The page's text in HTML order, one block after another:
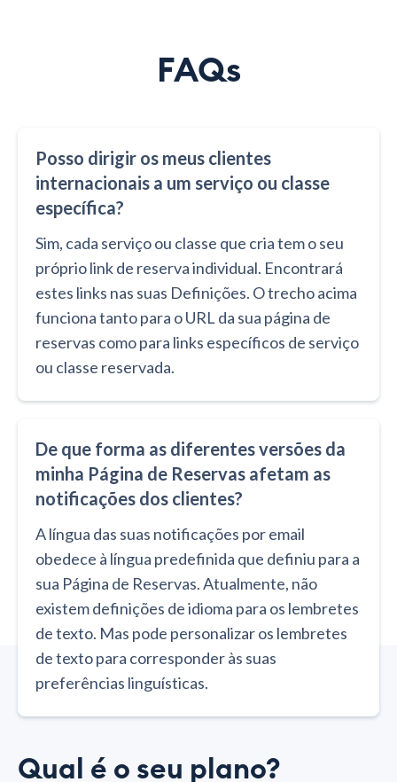
FAQs
Posso dirigir os meus clientes
internacionais a um serviço ou classe
específica?
Sim, cada serviço ou classe que cria tem o seu
próprio link de reserva individual. Encontrará
estes links nas suas Definições. O trecho acima
funciona tanto para o URL da sua página de
reservas como para links específicos de serviço
ou classe reservada.
De que forma as diferentes versões da
minha Página de Reservas afetam as
notificações dos clientes?
A língua das suas notificações por email
obedece à língua predefinida que definiu para a
sua Página de Reservas. Atualmente, não
existem definições de idioma para os lembretes
de texto. Mas pode personalizar os lembretes
de texto para corresponder às suas
preferências linguísticas.
Qual é o seu plano?